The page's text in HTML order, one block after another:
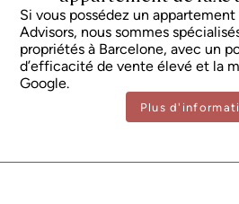
fonction de la réglementation applicable et
l'acheteur. Pour les logements neufs, la TVA
l'impôt sur les Actes Juridiques Documentés
à environ 1,5 %. De même, le prix n'inclut pas
d'enregistrement foncier et d'agence
représenter, à titre indicatif, entre 1 % et 2 %
d'achat. Toutes les informations présentées
indicatif et sont susceptibles d'être modifiées
La propriété dispose d'un certificat de
à la réglementation en vigueur. Les
Si vous possédez un
Advisors, nous sommes
propriétés à Barcelone, avec un
d’efficacité de vente élevé et la
Google.
Plus